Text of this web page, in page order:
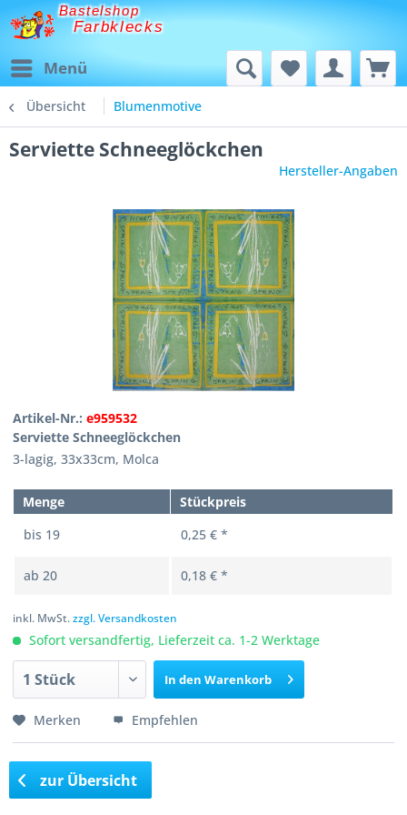
Bastelshop
Farbklecks
Menü
Übersicht Blumenmotive
Serviette Schneeglöckchen
Hersteller-Angaben
Artikel-Nr.:e959532
Serviette Schneeglöckchen
3-lagig, 33x33cm, Molca
Menge
Stückpreis
bis 19 0,25 € *
ab20 0,18 € *
inkl. MwSt.zzgl. Versandkosten
Sofort versandfertig, Lieferzeit ca. 1-2 Werktage
In den Warenkorb
Merken Empfehlen
zur Übersicht